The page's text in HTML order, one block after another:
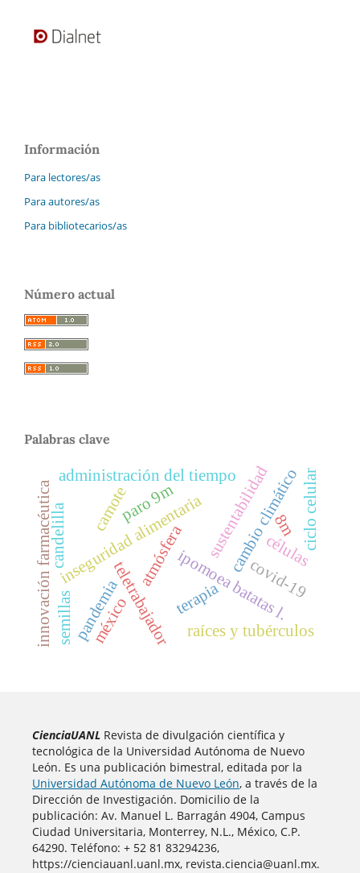
Información
Para lectores/as
Para autores/as
Para bibliotecarios/as
Número actual
Palabras clave
camote
ipomoea batatas l.
raíces y tubérculos
inseguridad alimentaria cambio climático
teletrabajador
administración del tiempo
covid-19
pandemia
innovación farmacéutica terapia
sustentabilidad
atmósfera células
ciclo celular
méxico
8m
paro 9m
candelilla
semillas
CienciaUANLRevista de divulgación científica y
tecnológica de la Universidad Autónoma de Nuevo
León. Es una publicación bimestral, editada por la
Universidad Autónoma de Nuevo León, a través de la
Dirección de Investigación. Domicilio de la
publicación: Av. Manuel L. Barragán 4904, Campus
Ciudad Universitaria, Monterrey, N.L., México, C.P.
64290. Teléfono: + 52 81 83294236,
https://cienciauanl.uanl.mx, revista.ciencia@uanl.mx.